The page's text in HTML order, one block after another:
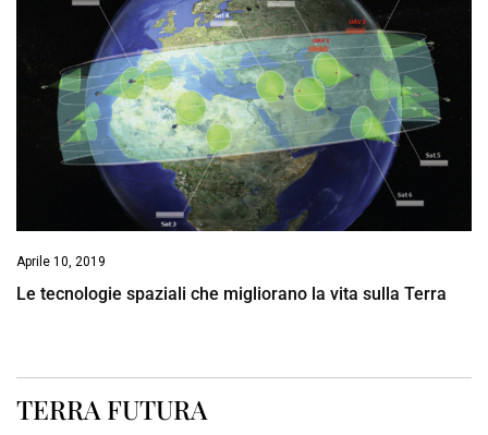
Aprile 10, 2019
Le tecnologie spaziali che migliorano la vita sulla Terra
TERRA FUTURA